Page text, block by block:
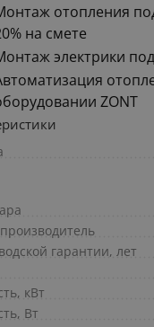
отопления
на смете
электрики
ZONT
гарантии, лет
кВт
Вт